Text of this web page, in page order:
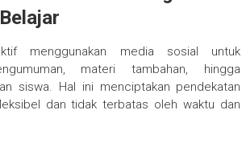
menggunakan media sosial untuk
materi tambahan, hingga
siswa. Hal ini menciptakan pendekatan
dan tidak terbatas oleh waktu dan